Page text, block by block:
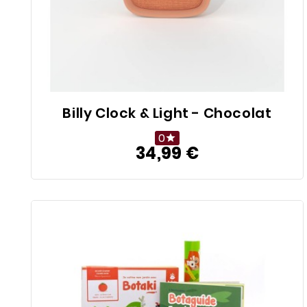
Billy Clock & Light - Chocolat
0
34,99 €Prix